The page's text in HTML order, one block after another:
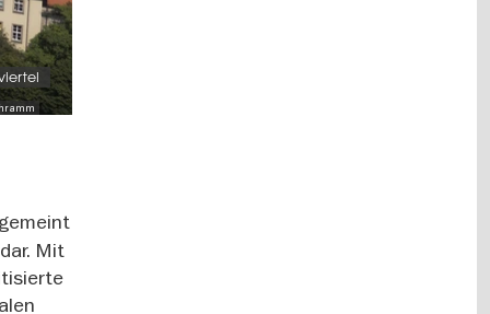
Mit